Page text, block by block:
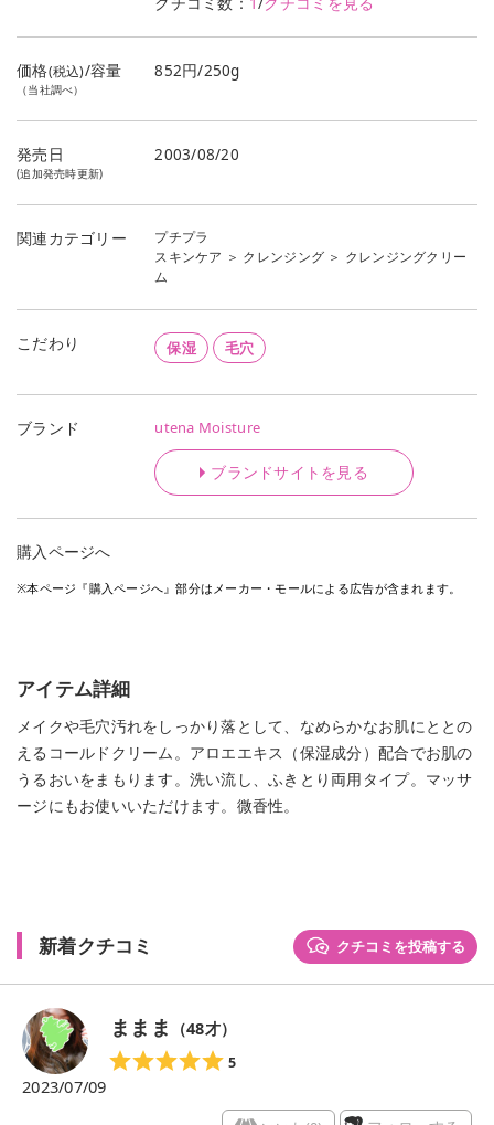
価格(税込)/容量
（当社調べ）
852円/250g
発売日
(追加発売時更新)
2003/08/20
関連カテゴリー
プチプラ
スキンケア ＞ クレンジング ＞ クレンジングクリー
ム
こだわり 保湿 毛穴
ブランド utena Moisture
ブランドサイトを見る
購入ページへ
※本ページ『購入ページへ』部分はメーカー・モールによる広告が含まれます。
アイテム詳細
メイクや毛穴汚れをしっかり落として、なめらかなお肌にととの
えるコールドクリーム。アロエエキス（保湿成分）配合でお肌の
うるおいをまもります。洗い流し、ふきとり両用タイプ。マッサ
ージにもお使いいただけます。微香性。
新着クチコミ クチコミを投稿する
ままま （48才）
5
2023/07/09